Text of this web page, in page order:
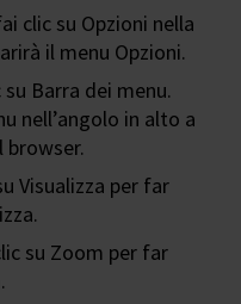
clic su Opzioni nella
il menu Opzioni.
Barra dei menu.
nell’angolo in alto a
Visualizza per far
su Zoom per far